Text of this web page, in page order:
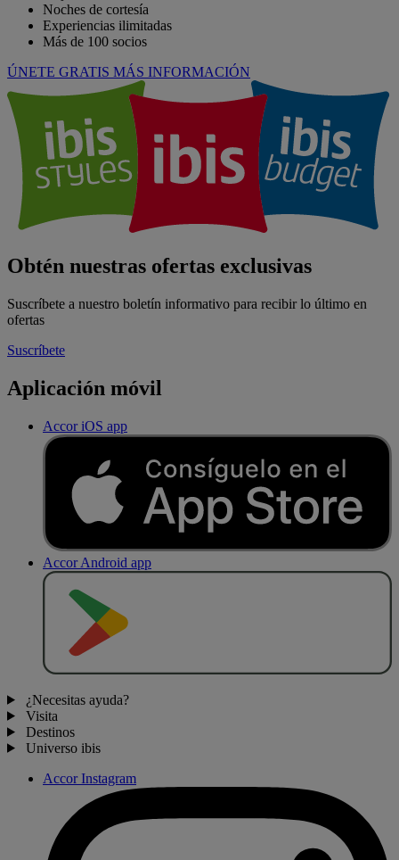
Noches de cortesía
Experiencias ilimitadas
Más de 100 socios
ÚNETE GRATIS MÁS INFORMACIÓN
Obtén nuestras ofertas exclusivas
Suscríbete a nuestro boletín informativo para recibir lo último en
ofertas
Suscríbete
Aplicación móvil
Accor iOS app
Accor Android app
¿Necesitas ayuda?
Visita
Destinos
Universo ibis
Accor Instagram